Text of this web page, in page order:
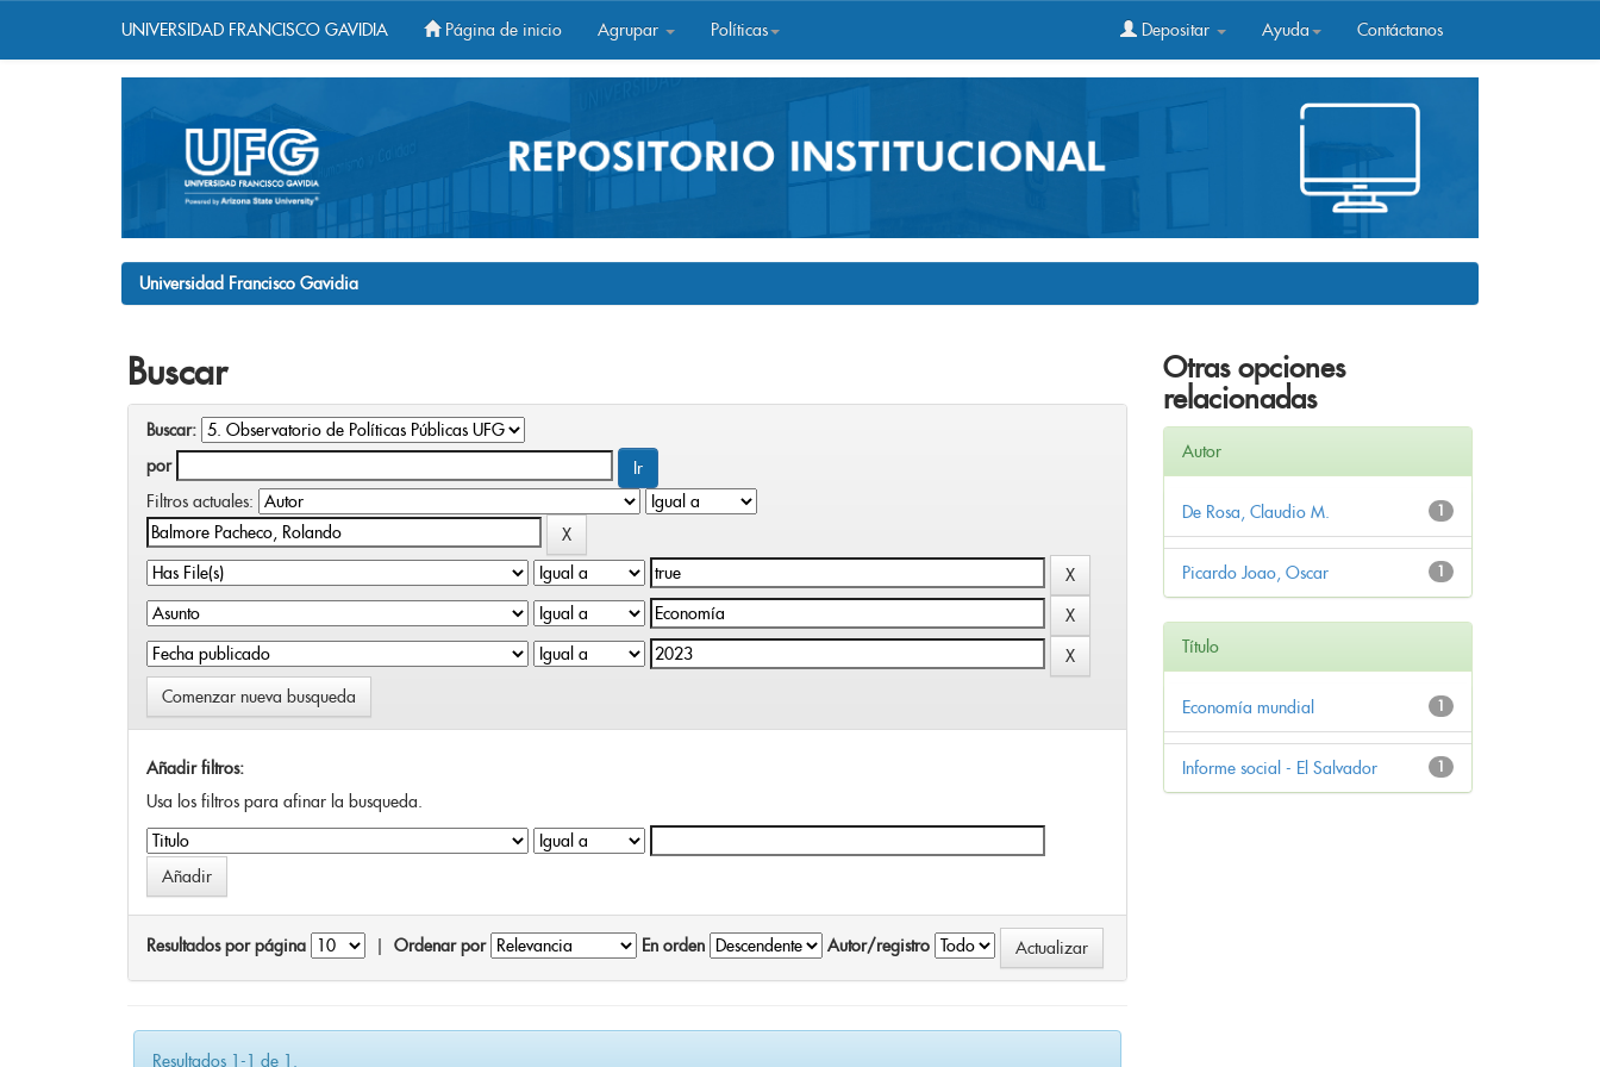
UNIVERSIDAD FRANCISCO GAVIDIA Página de inicio Agrupar Políticas Depositar Ayuda Contáctanos
Universidad Francisco Gavidia
Buscar
Buscar:
por
Filtros actuales:
Comenzar nueva busqueda
Añadir filtros:
Usa los filtros para afinar la busqueda.
Resultados por página Ordenar por En orden Autor/registro
Resultados 1-1 de 1.
Otras opciones
relacionadas
Autor
1
De Rosa, Claudio M.
1
Picardo Joao, Oscar
Título
1
Economía mundial
1
Informe social - El Salvador